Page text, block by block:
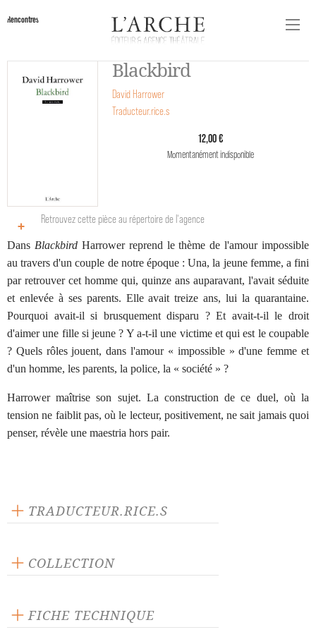
Rencontres
Blackbird
David Harrower
Traducteur.rice.s
12,00 €
Momentanément indisponible
Retrouvez cette pièce au répertoire de l‘agence
Dans Blackbird Harrower reprend le thème de l'amour impossible
au travers d'un couple de notre époque : Una, la jeune femme, a fini
par retrouver cet homme qui, quinze ans auparavant, l'avait séduite
et enlevée à ses parents. Elle avait treize ans, lui la quarantaine.
Pourquoi avait-il si brusquement disparu ? Et avait-t-il le droit
d'aimer une fille si jeune ? Y a-t-il une victime et qui est le coupable
? Quels rôles jouent, dans l'amour « impossible » d'une femme et
d'un homme, les parents, la police, la « société » ?
Harrower maîtrise son sujet. La construction de ce duel, où la
tension ne faiblit pas, où le lecteur, positivement, ne sait jamais quoi
penser, révèle une maestria hors pair.
TRADUCTEUR.RICE.S
Léa Drucker
COLLECTION
FICHE TECHNIQUE